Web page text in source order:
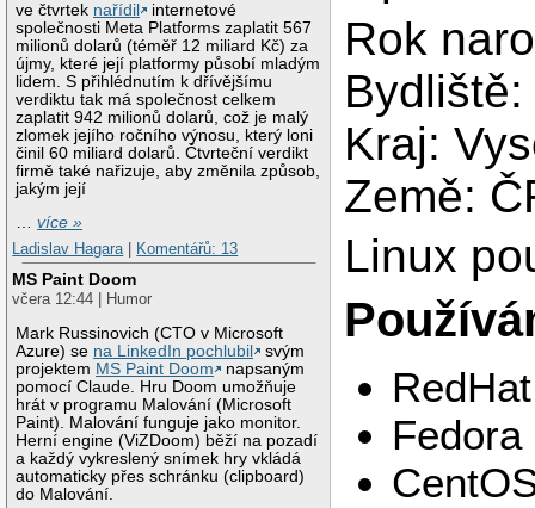
ve čtvrtek nařídil
internetové
společnosti Meta Platforms zaplatit 567
milionů dolarů (téměř 12 miliard Kč) za
újmy, které její platformy působí mladým
lidem. S přihlédnutím k dřívějšímu
verdiktu tak má společnost celkem
zaplatit 942 milionů dolarů, což je malý
zlomek jejího ročního výnosu, který loni
činil 60 miliard dolarů. Čtvrteční verdikt
firmě také nařizuje, aby změnila způsob,
jakým její
…více »
Ladislav Hagara
Komentářů: 13
MS Paint Doom
včera 12:44 | Humor
Mark Russinovich (CTO v Microsoft
Azure) se na LinkedIn pochlubil
svým
projektem MS Paint Doom
napsaným
pomocí Claude. Hru Doom umožňuje
hrát v programu Malování (Microsoft
Paint). Malování funguje jako monitor.
Herní engine (ViZDoom) běží na pozadí
a každý vykreslený snímek hry vkládá
automaticky přes schránku (clipboard)
do Malování.
Rok
Kraj:
Země:
Linux
RedHat
Fedora